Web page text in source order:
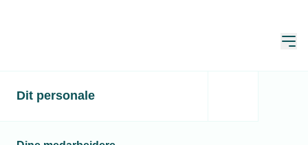
Dit personale
Data skal gøre